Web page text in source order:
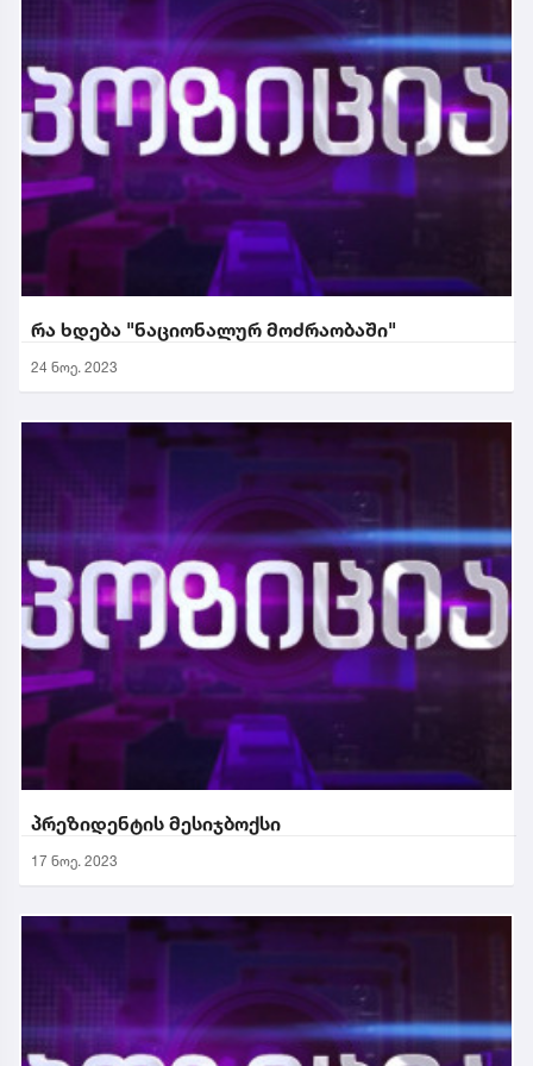
რა ხდება "ნაციონალურ მოძრაობაში"
24 ნოე. 2023
პრეზიდენტის მესიჯბოქსი
17 ნოე. 2023